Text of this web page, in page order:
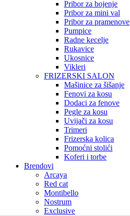
Pribor za bojenje
Pribor za mini val
Pribor za pramenove
Pumpice
Radne kecelje
Rukavice
Ukosnice
Vikleri
FRIZERSKI SALON
Mašinice za šišanje
Fenovi za kosu
Dodaci za fenove
Pegle za kosu
Uvijači za kosu
Trimeri
Frizerska kolica
Pomoćni stolići
Koferi i torbe
Brendovi
Arcaya
Red cat
Montibello
Nostrum
Exclusive